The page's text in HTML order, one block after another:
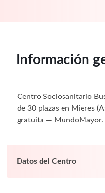
Información
Centro Sociosanitario
de 30 plazas en Mieres
gratuita — MundoMayor.
Datos del Centro